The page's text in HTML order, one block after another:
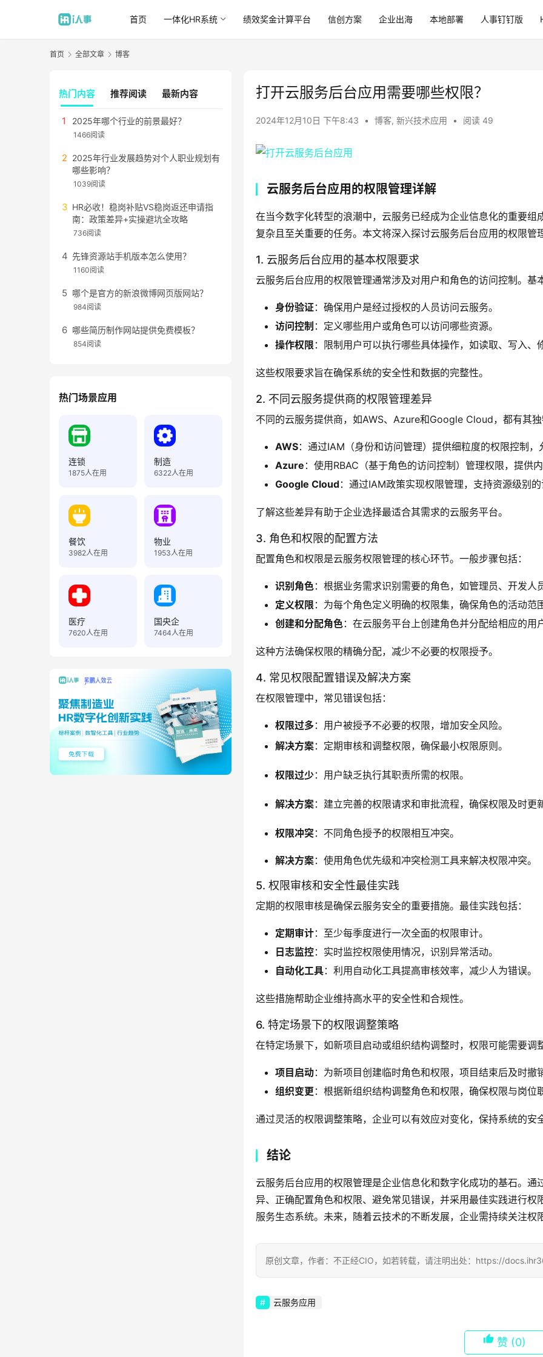
首页 一体化HR系统 绩效奖金计算平台 信创方案 企业出海 本地部署 人事钉钉版
首页 全部文章 博客
打开云服务后台应用需要哪些权限？
2024年12月10日 下午8:43 • 博客, 新兴技术应用 • 阅读 49
云服务后台应用的权限管理详解
在当今数字化转型的浪潮中，云服务已经成为企业信息化的重要
复杂且至关重要的任务。本文将深入探讨云服务后台应用的权限管
1. 云服务后台应用的基本权限要求
云服务后台应用的权限管理通常涉及对用户和角色的访问控制。基
身份验证：确保用户是经过授权的人员访问云服务。
访问控制 ：定义哪些用户或角色可以访问哪些资源。
操作权限 ：限制用户可以执行哪些具体操作，如读取、写入、
这些权限要求旨在确保系统的安全性和数据的完整性。
2. 不同云服务提供商的权限管理差异
不同的云服务提供商，如AWS、Azure和Google Cloud，都有其独
AWS：通过IAM（身份和访问管理）提供细粒度的权限控制，
Azure ：使用RBAC（基于角色的访问控制）管理权限，提供
Google Cloud：通过IAM政策实现权限管理，支持资源级别的
了解这些差异有助于企业选择最适合其需求的云服务平台。
3. 角色和权限的配置方法
配置角色和权限是云服务权限管理的核心环节。一般步骤包括：
识别角色：根据业务需求识别需要的角色，如管理员、开发人
定义权限 ：为每个角色定义明确的权限集，确保角色的活动范
创建和分配角色：在云服务平台上创建角色并分配给相应的用
这种方法确保权限的精确分配，减少不必要的权限授予。
4. 常见权限配置错误及解决方案
在权限管理中，常见错误包括：
权限过多 ：用户被授予不必要的权限，增加安全风险。
解决方案：定期审核和调整权限，确保最小权限原则。
权限过少：用户缺乏执行其职责所需的权限。
解决方案：建立完善的权限请求和审批流程，确保权限及时更新
权限冲突：不同角色授予的权限相互冲突。
解决方案：使用角色优先级和冲突检测工具来解决权限冲突。
5. 权限审核和安全性最佳实践
定期的权限审核是确保云服务安全的重要措施。最佳实践包括：
定期审计：至少每季度进行一次全面的权限审计。
日志监控：实时监控权限使用情况，识别异常活动。
自动化工具：利用自动化工具提高审核效率，减少人为错误。
这些措施帮助企业维持高水平的安全性和合规性。
6. 特定场景下的权限调整策略
在特定场景下，如新项目启动或组织结构调整时，权限可能需要调整
项目启动：为新项目创建临时角色和权限，项目结束后及时撤销
组织变更 ：根据新组织结构调整角色和权限，确保权限与岗位
通过灵活的权限调整策略，企业可以有效应对变化，保持系统的安
结论
云服务后台应用的权限管理是企业信息化和数字化成功的基石。
异、正确配置角色和权限、避免常见错误，并采用最佳实践进行
服务生态系统。未来，随着云技术的不断发展，企业需持续关注权
原创文章，作者：不正经CIO，如若转载，请注明出处：https://
云服务应用
赞 (0)
热门内容 推荐阅读 最新内容
2025年哪个行业的前景最好？
1466阅读
2025年行业发展趋势对个人职业规划有
哪些影响？
1039阅读
HR必收！稳岗补贴VS稳岗返还申请指
南：政策差异+实操避坑全攻略
736阅读
先锋资源站手机版本怎么使用？
1160阅读
哪个是官方的新浪微博网页版网站？
984阅读
哪些简历制作网站提供免费模板？
854阅读
热门场景应用
连锁
1875人在用
制造
6322人在用
餐饮
3982人在用
物业
1953人在用
医疗
7620人在用
国央企
7464人在用